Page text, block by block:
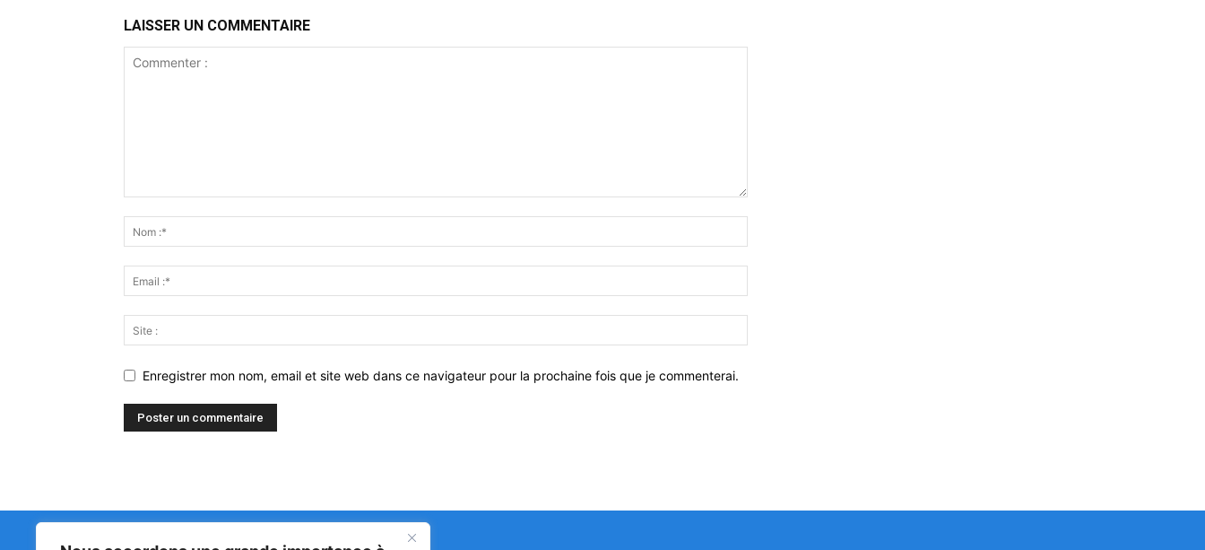
LAISSER UN COMMENTAIRE
Enregistrer mon nom, email et site web dans ce navigateur pour la prochaine fois que je commenterai.